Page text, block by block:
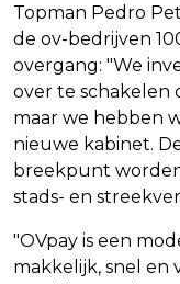
Topman Pedro
de ov-bedrijven
overgang: "We
over te schakelen
maar we hebben
nieuwe kabinet.
breekpunt
stads- en
"OVpay is een
makkelijk, snel en